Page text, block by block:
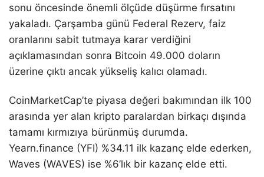
sonu öncesinde önemli ölçüde düşürme fırsatını
yakaladı. Çarşamba günü Federal Rezerv, faiz
oranlarını sabit tutmaya karar verdiğini
açıklamasından sonra Bitcoin 49.000 doların
üzerine çıktı ancak yükseliş kalıcı olamadı.
CoinMarketCap’te piyasa değeri bakımından ilk 100
arasında yer alan kripto paralardan birkaçı dışında
tamamı kırmızıya bürünmüş durumda.
Yearn.finance (YFI) %34.11 ilk kazanç elde ederken,
Waves (WAVES) ise %6’lık bir kazanç elde etti.